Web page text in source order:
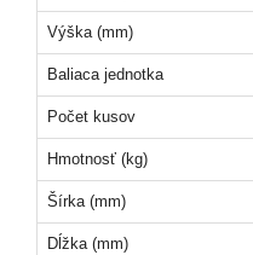
Výška (mm)
Baliaca jednotka
Počet kusov
Hmotnosť (kg)
Šírka (mm)
Dĺžka (mm)